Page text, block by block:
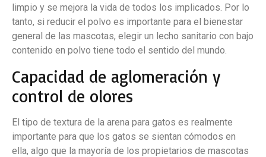
limpio y se mejora la vida de todos los implicados. Por lo
tanto, si reducir el polvo es importante para el bienestar
general de las mascotas, elegir un lecho sanitario con bajo
contenido en polvo tiene todo el sentido del mundo.
Capacidad de aglomeración y
control de olores
El tipo de textura de la arena para gatos es realmente
importante para que los gatos se sientan cómodos en
ella, algo que la mayoría de los propietarios de mascotas